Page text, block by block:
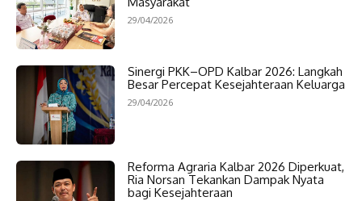
29/04/2026
Sinergi PKK–OPD Kalbar 2026: Langkah
Besar Percepat Kesejahteraan Keluarga
29/04/2026
Reforma Agraria Kalbar 2026 Diperkuat,
Ria Norsan Tekankan Dampak Nyata
bagi Kesejahteraan